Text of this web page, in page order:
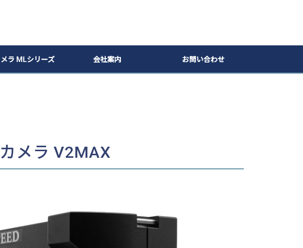
ラ MLシリーズ 会社案内 お問い合わせ
メラ V2MAX